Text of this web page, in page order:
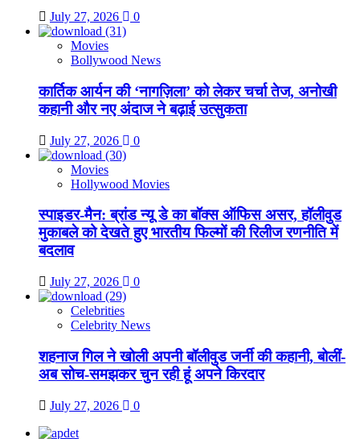
July 27, 2026 0
Movies
Bollywood News
कार्तिक आर्यन की ‘नागज़िला’ को लेकर चर्चा तेज, अनोखी
कहानी और नए अंदाज ने बढ़ाई उत्सुकता
July 27, 2026 0
Movies
Hollywood Movies
स्पाइडर-मैन: ब्रांड न्यू डे का बॉक्स ऑफिस असर, हॉलीवुड
मुकाबले को देखते हुए भारतीय फिल्मों की रिलीज रणनीति में
बदलाव
July 27, 2026 0
Celebrities
Celebrity News
शहनाज गिल ने खोली अपनी बॉलीवुड जर्नी की कहानी, बोलीं-
अब सोच-समझकर चुन रही हूं अपने किरदार
July 27, 2026 0